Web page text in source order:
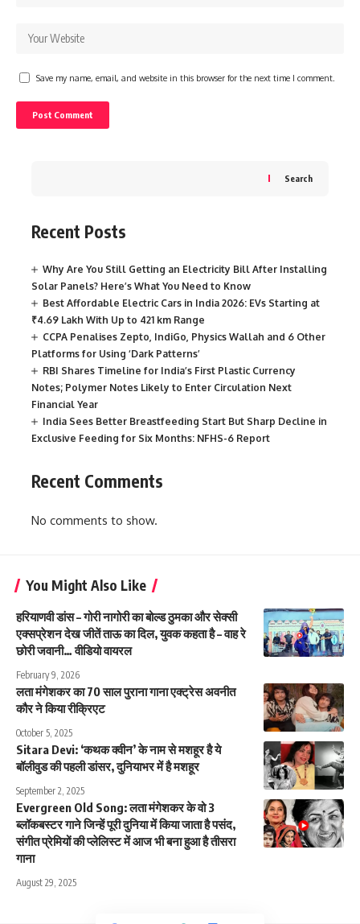
Save my name, email, and website in this browser for the next time I comment.
Search
Recent Posts
Why Are You Still Getting an Electricity Bill After Installing
Solar Panels? Here’s What You Need to Know
Best Affordable Electric Cars in India 2026: EVs Starting at
₹4.69 Lakh With Up to 421 km Range
CCPA Penalises Zepto, IndiGo, Physics Wallah and 6 Other
Platforms for Using ‘Dark Patterns’
RBI Shares Timeline for India’s First Plastic Currency
Notes; Polymer Notes Likely to Enter Circulation Next
Financial Year
India Sees Better Breastfeeding Start But Sharp Decline in
Exclusive Feeding for Six Months: NFHS-6 Report
Recent Comments
No comments to show.
You Might Also Like
हरियाणवी डांस – गोरी नागोरी का बोल्ड ठुमका और सेक्सी
एक्सप्रेशन देख जीतें ताऊ का दिल, युवक कहता है – वाह रे
छोरी जवानी… वीडियो वायरल
February 9, 2026
लता मंगेशकर का 70 साल पुराना गाना एक्ट्रेस अवनीत
कौर ने किया रीक्रिएट
October 5, 2025
Sitara Devi: ‘कथक क्वीन’ के नाम से मशहूर है ये
बॉलीवुड की पहली डांसर, दुनियाभर में है मशहूर
September 2, 2025
Evergreen Old Song: लता मंगेशकर के वो 3
ब्लॉकबस्टर गाने जिन्हें पूरी दुनिया में किया जाता है पसंद,
संगीत प्रेमियों की प्लेलिस्ट में आज भी बना हुआ है तीसरा
गाना
August 29, 2025